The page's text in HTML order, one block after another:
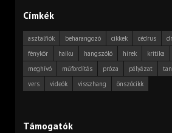
Címkék
asztalfiók beharangozó cikkek cédrus
fénykör
haiku hangszóló hírek kritika
meghívó
műfordítás próza pályázat
vers
videók visszhang önszócikk
Támogatók